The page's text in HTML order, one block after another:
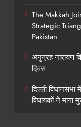
The Makkah
Strategic
Pakistan
अनुग्रह नारायण
दिवस
दिल्ली
विधायकों ने मांगा